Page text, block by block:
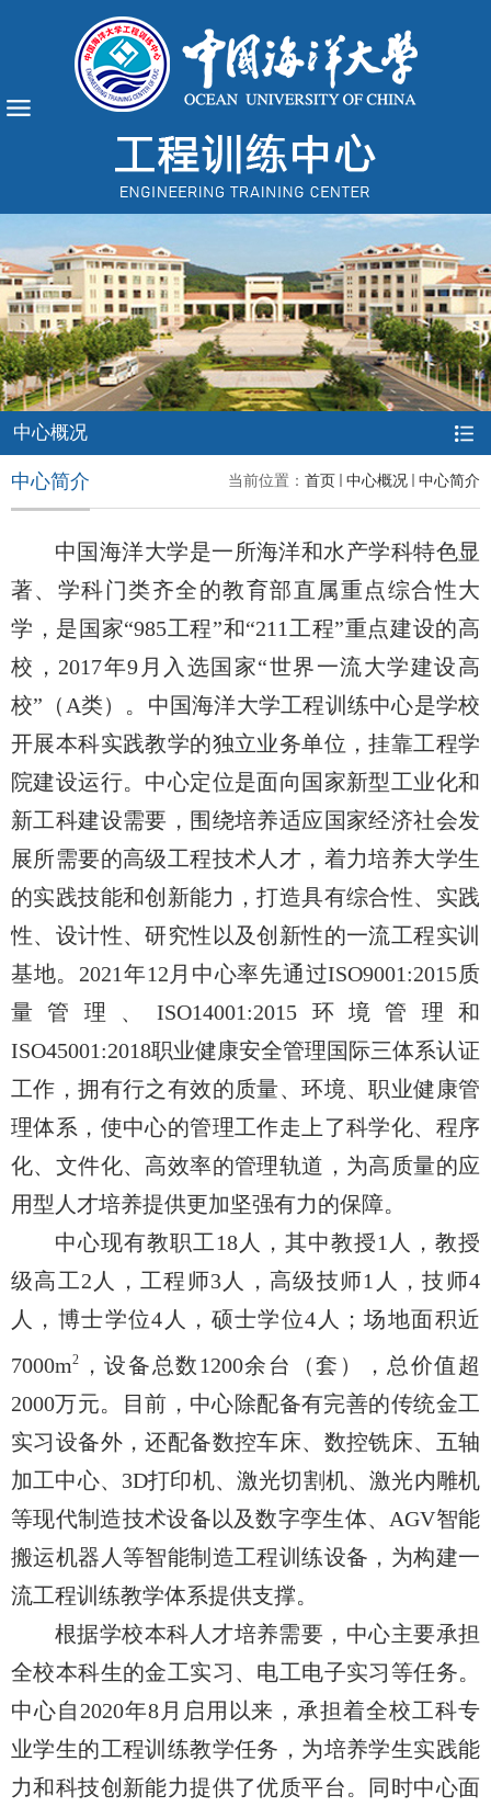
中心概况
当前位置： 首页 中心概况 中心简介
中心简介
中国海洋大学是一所海洋和水产学科特色显
著、学科门类齐全的教育部直属重点综合性大
学，是国家“985工程”和“211工程”重点建设的高
校，2017年9月入选国家“世界一流大学建设高
校”（A类）。中国海洋大学工程训练中心是学校
开展本科实践教学的独立业务单位，挂靠工程学
院建设运行。中心定位是面向国家新型工业化和
新工科建设需要，围绕培养适应国家经济社会发
展所需要的高级工程技术人才，着力培养大学生
的实践技能和创新能力，打造具有综合性、实践
性、设计性、研究性以及创新性的一流工程实训
基地。2021年12月中心率先通过ISO9001:2015质
量管理、ISO14001:2015环境管理和
ISO45001:2018职业健康安全管理国际三体系认证
工作，拥有行之有效的质量、环境、职业健康管
理体系，使中心的管理工作走上了科学化、程序
化、文件化、高效率的管理轨道，为高质量的应
用型人才培养提供更加坚强有力的保障。
中心现有教职工18人，其中教授1人，教授
级高工2人，工程师3人，高级技师1人，技师4
人，博士学位4人，硕士学位4人；场地面积近
7000m2
，设备总数1200余台（套），总价值超
2000万元。目前，中心除配备有完善的传统金工
实习设备外，还配备数控车床、数控铣床、五轴
加工中心、3D打印机、激光切割机、激光内雕机
等现代制造技术设备以及数字孪生体、AGV智能
搬运机器人等智能制造工程训练设备，为构建一
流工程训练教学体系提供支撑。
根据学校本科人才培养需要，中心主要承担
全校本科生的金工实习、电工电子实习等任务。
中心自2020年8月启用以来，承担着全校工科专
业学生的工程训练教学任务，为培养学生实践能
力和科技创新能力提供了优质平台。同时中心面